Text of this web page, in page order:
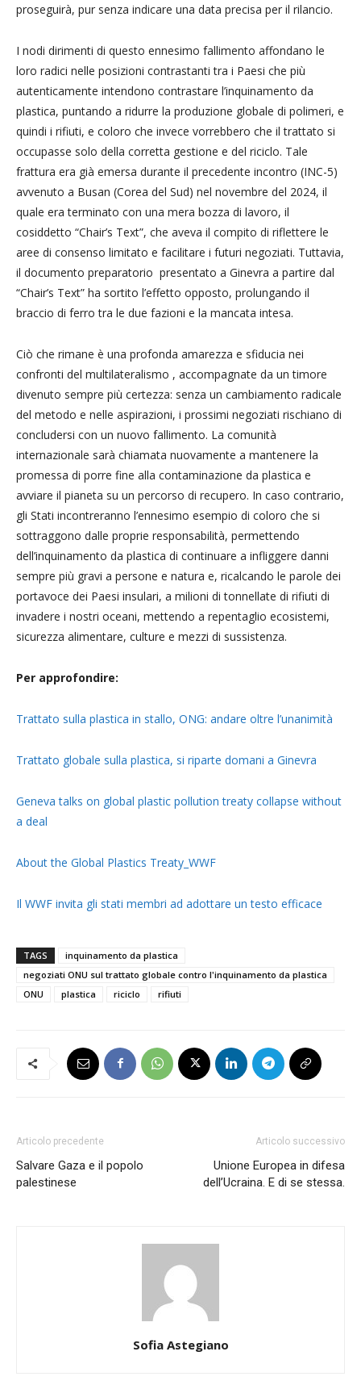
proseguirà, pur senza indicare una data precisa per il rilancio.
I nodi dirimenti di questo ennesimo fallimento affondano le
loro radici nelle posizioni contrastanti tra i Paesi che più
autenticamente intendono contrastare l’inquinamento da
plastica, puntando a ridurre la produzione globale di polimeri, e
quindi i rifiuti, e coloro che invece vorrebbero che il trattato si
occupasse solo della corretta gestione e del riciclo. Tale
frattura era già emersa durante il precedente incontro (INC-5)
avvenuto a Busan (Corea del Sud) nel novembre del 2024, il
quale era terminato con una mera bozza di lavoro, il
cosiddetto “Chair’s Text”, che aveva il compito di riflettere le
aree di consenso limitato e facilitare i futuri negoziati. Tuttavia,
il documento preparatorio presentato a Ginevra a partire dal
“Chair’s Text” ha sortito l’effetto opposto, prolungando il
braccio di ferro tra le due fazioni e la mancata intesa.
Ciò che rimane è una profonda amarezza e sfiducia nei
confronti del multilateralismo , accompagnate da un timore
divenuto sempre più certezza: senza un cambiamento radicale
del metodo e nelle aspirazioni, i prossimi negoziati rischiano di
concludersi con un nuovo fallimento. La comunità
internazionale sarà chiamata nuovamente a mantenere la
promessa di porre fine alla contaminazione da plastica e
avviare il pianeta su un percorso di recupero. In caso contrario,
gli Stati incontreranno l’ennesimo esempio di coloro che si
sottraggono dalle proprie responsabilità, permettendo
dell’inquinamento da plastica di continuare a infliggere danni
sempre più gravi a persone e natura e, ricalcando le parole dei
portavoce dei Paesi insulari, a milioni di tonnellate di rifiuti di
invadere i nostri oceani, mettendo a repentaglio ecosistemi,
sicurezza alimentare, culture e mezzi di sussistenza.
Per approfondire:
Trattato sulla plastica in stallo, ONG: andare oltre l’unanimità
Trattato globale sulla plastica, si riparte domani a Ginevra
Geneva talks on global plastic pollution treaty collapse without
a deal
About the Global Plastics Treaty_WWF
Il WWF invita gli stati membri ad adottare un testo efficace
TAGS
inquinamento da plastica
negoziati ONU sul trattato globale contro l'inquinamento da plastica
ONU
plastica riciclo rifiuti
Articolo precedente
Salvare Gaza e il popolo
palestinese
Articolo successivo
Unione Europea in difesa
dell’Ucraina. E di se stessa.
Sofia Astegiano